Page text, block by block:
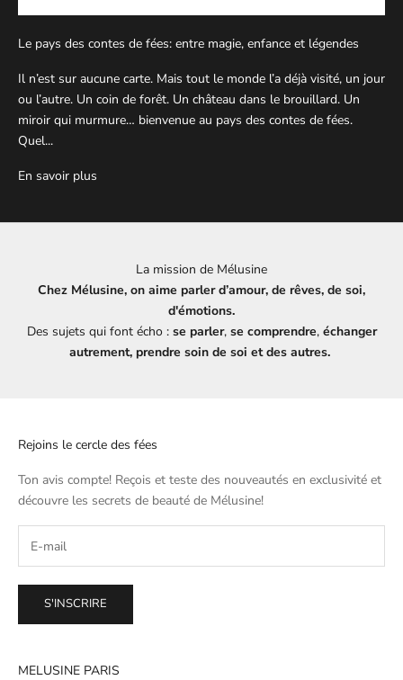
Le pays des contes de fées: entre magie, enfance et légendes
Il n’est sur aucune carte. Mais tout le monde l’a déjà visité, un jour
ou l’autre. Un coin de forêt. Un château dans le brouillard. Un
miroir qui murmure… bienvenue au pays des contes de fées.
Quel...
En savoir plus
La mission de Mélusine
Chez Mélusine, on aime parler d’amour, de rêves, de soi,
d'émotions.
Des sujets qui font écho : se parler, se comprendre, échanger
autrement, prendre soin de soi et des autres.
Rejoins le cercle des fées
Ton avis compte! Reçois et teste des nouveautés en exclusivité et
découvre les secrets de beauté de Mélusine!
S'INSCRIRE
MELUSINE PARIS